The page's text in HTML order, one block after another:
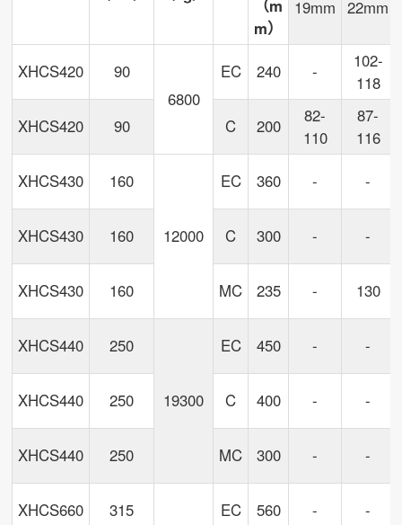
（m
m）
19mm 22mm
XHCS420
90
6800
EC 240 -
102-
118
XHCS420
90 C 200
82-
110
87-
116
XHCS430
160
12000
EC 360 - -
XHCS430 160 C 300 - -
XHCS430 160 MC 235 - 130
XHCS440 250
19300
EC 450 - -
XHCS440 250 C 400 - -
XHCS440 250 MC 300 - -
XHCS660
315
EC 560 - -